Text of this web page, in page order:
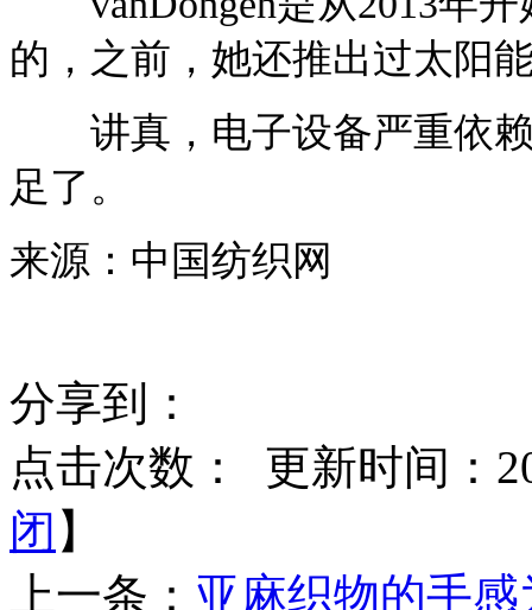
的，之前，她还推出过太阳
讲真，电子设备严重依赖
足了。
来源：中国纺织网
分享到：
点击次数：
更新时间：
闭 】
上一条： 亚麻织物的手